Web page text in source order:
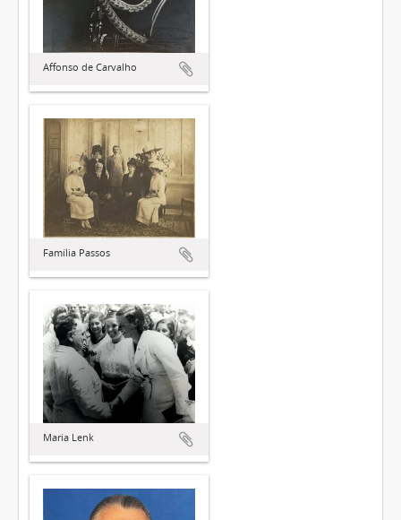
Affonso de Carvalho
Família Passos
Maria Lenk